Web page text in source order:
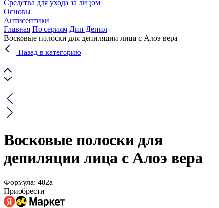
Средства для ухода за лицом
Основы
Антисептики
Главная По сериям Дип Депил
Восковые полоски для депиляции лица с Алоэ вера
Назад в категорию
Восковые полоски для
депиляции лица с Алоэ вера
Формула: 482а
Приобрести